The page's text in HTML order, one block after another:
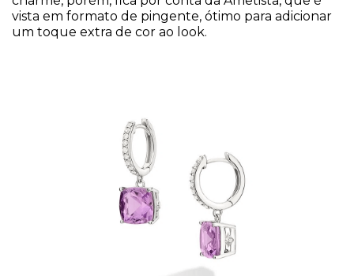
vista em formato de pingente, ótimo para adicionar
um toque extra de cor ao look.